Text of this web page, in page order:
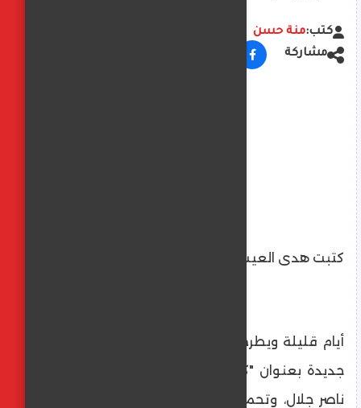
كتب:منة حسن
مشاركة
كتبت هدى العيسوى
أيام قليلة ويطرح النجم مصطفى حجاج أغنية
جديدة بعنوان "كاس وداير" من ألحانه وكلمات
ناصر جلال، وتحمل الأغنية عدد من المفاجئات